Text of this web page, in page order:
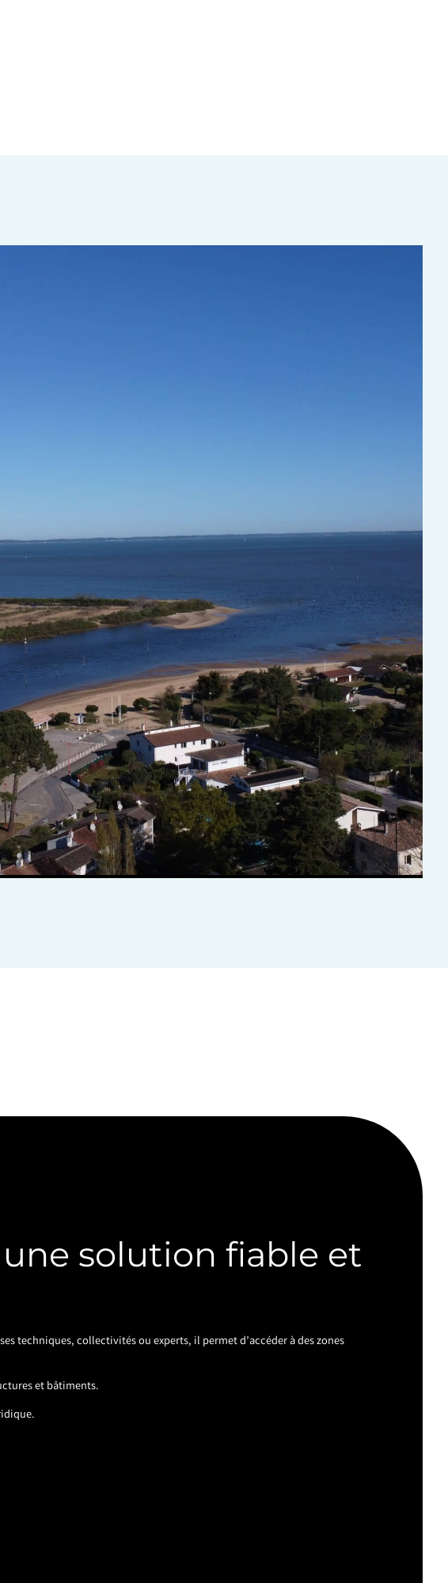
solution fiable et
techniques, collectivités ou experts, il permet d’accéder à des zones
et bâtiments.